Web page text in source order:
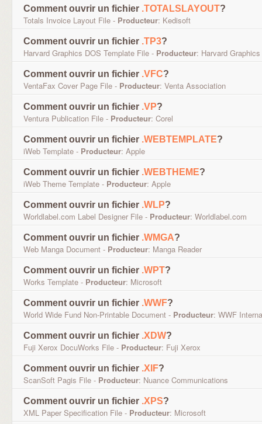
Comment ouvrir un fichier .TOTALSLAYOUT?
Totals Invoice Layout File - Producteur: Kedisoft
Comment ouvrir un fichier .TP3?
Harvard Graphics DOS Template File - Producteur: Harvard Graphics
Comment ouvrir un fichier .VFC?
VentaFax Cover Page File - Producteur: Venta Association
Comment ouvrir un fichier .VP?
Ventura Publication File - Producteur: Corel
Comment ouvrir un fichier .WEBTEMPLATE?
iWeb Template - Producteur: Apple
Comment ouvrir un fichier .WEBTHEME?
iWeb Theme Template - Producteur: Apple
Comment ouvrir un fichier .WLP?
Worldlabel.com Label Designer File - Producteur: Worldlabel.com
Comment ouvrir un fichier .WMGA?
Web Manga Document - Producteur: Manga Reader
Comment ouvrir un fichier .WPT?
Works Template - Producteur: Microsoft
Comment ouvrir un fichier .WWF?
World Wide Fund Non-Printable Document - Producteur: WWF
Comment ouvrir un fichier .XDW?
Fuji Xerox DocuWorks File - Producteur: Fuji Xerox
Comment ouvrir un fichier .XIF?
ScanSoft Pagis File - Producteur: Nuance Communications
Comment ouvrir un fichier .XPS?
XML Paper Specification File - Producteur: Microsoft